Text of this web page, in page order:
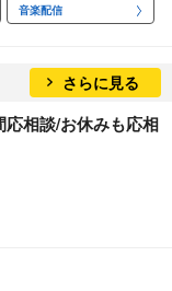
音楽配信
さらに見る
相談/お休みも応相